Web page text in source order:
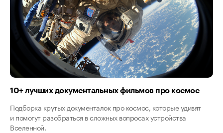
10+ лучших документальных фильмов про космос
Подборка крутых документалок про космос, которые удивят
и помогут разобраться в сложных вопросах устройства
Вселенной.